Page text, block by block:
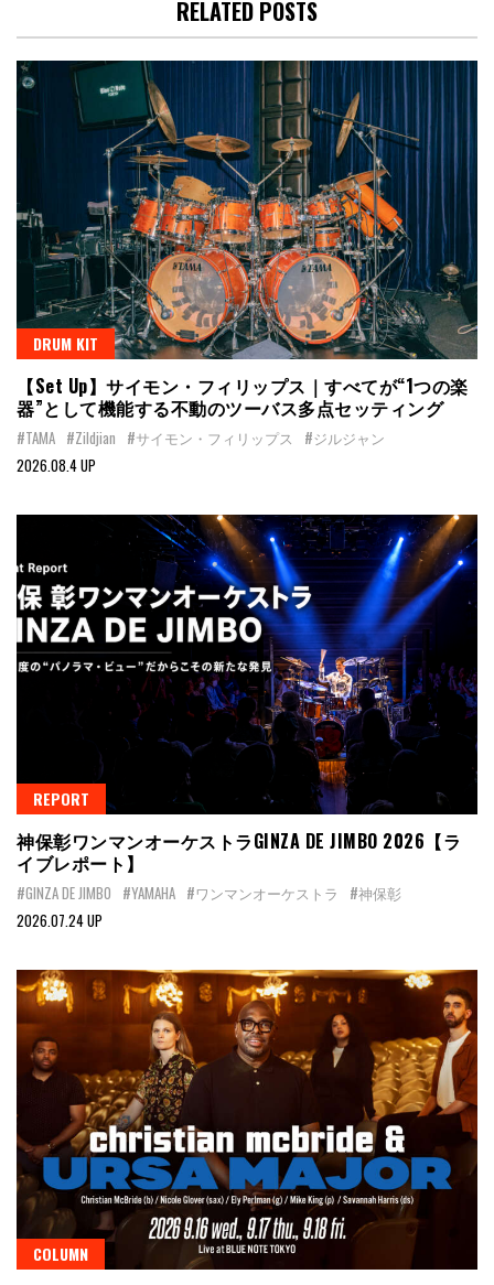
RELATED POSTS
DRUM KIT
【Set Up】サイモン・フィリップス｜すべてが“1つの楽
器”として機能する不動のツーバス多点セッティング
#TAMA #Zildjian #サイモン・フィリップス
#ジルジャン
2026.08.4 UP
REPORT
神保彰ワンマンオーケストラGINZA DE JIMBO 2026【ラ
イブレポート】
#GINZA DE JIMBO #YAMAHA #ワンマンオーケストラ
#神保彰
2026.07.24 UP
COLUMN